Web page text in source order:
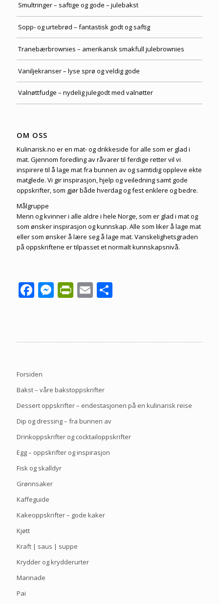
Smultringer – saftige og gode – julebakst
Sopp- og urtebrød – fantastisk godt og saftig
Tranebærbrownies – amerikansk smakfull julebrownies
Vaniljekranser – lyse sprø og veldig gode
Valnøttfudge – nydelig julegodt med valnøtter
OM OSS
Kulinarisk.no er en mat- og drikkeside for alle som er glad i
mat. Gjennom foredling av råvarer til ferdige retter vil vi
inspirere til å lage mat fra bunnen av og samtidig oppleve ekte
matglede. Vi gir inspirasjon, hjelp og veiledning samt gode
oppskrifter, som gjør både hverdag og fest enklere og bedre.
Målgruppe
Menn og kvinner i alle aldre i hele Norge, som er glad i mat og
som ønsker inspirasjon og kunnskap. Alle som liker å lage mat
eller som ønsker å lære seg å lage mat. Vanskelighetsgraden
på oppskriftene er tilpasset et normalt kunnskapsnivå.
Facebook
Messenger
PrintFriendly
EmailShare
Forsiden
Bakst – våre bakstoppskrifter
Dessert oppskrifter – endestasjonen på en kulinarisk reise
Dip og dressing – fra bunnen av
Drinkoppskrifter og cocktailoppskrifter
Egg – oppskrifter og inspirasjon
Fisk og skalldyr
Grønnsaker
Kaffeguide
Kakeoppskrifter – gode kaker
Kjøtt
Kraft | saus | suppe
Krydder og krydderurter
Marinade
Pai